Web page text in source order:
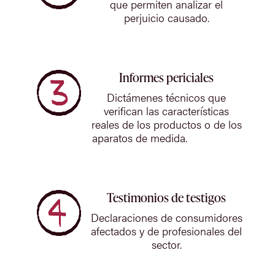
que permiten analizar el
perjuicio causado.
Informes periciales
Dictámenes técnicos que
verifican las características
reales de los productos o de los
aparatos de medida.
Testimonios de testigos
Declaraciones de consumidores
afectados y de profesionales del
sector.